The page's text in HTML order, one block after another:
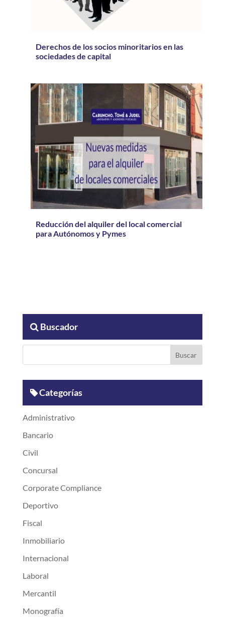
Derechos de los socios minoritarios en las
sociedades de capital
Reducción del alquiler del local comercial
para Autónomos y Pymes
Buscador
Categorías
Administrativo
Bancario
Civil
Concursal
Corporate Compliance
Deportivo
Fiscal
Inmobiliario
Internacional
Laboral
Mercantil
Monografía